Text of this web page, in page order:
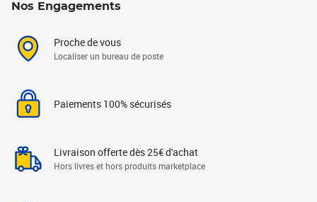
Nos Engagements
Proche de vous
Localiser un bureau de poste
Paiements 100% sécurisés
Livraison offerte dès 25€ d'achat
Hors livres et hors produits marketplace